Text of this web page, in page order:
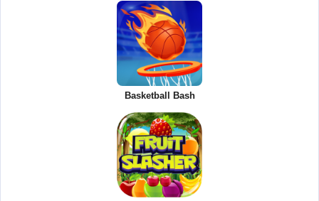
Basketball Bash